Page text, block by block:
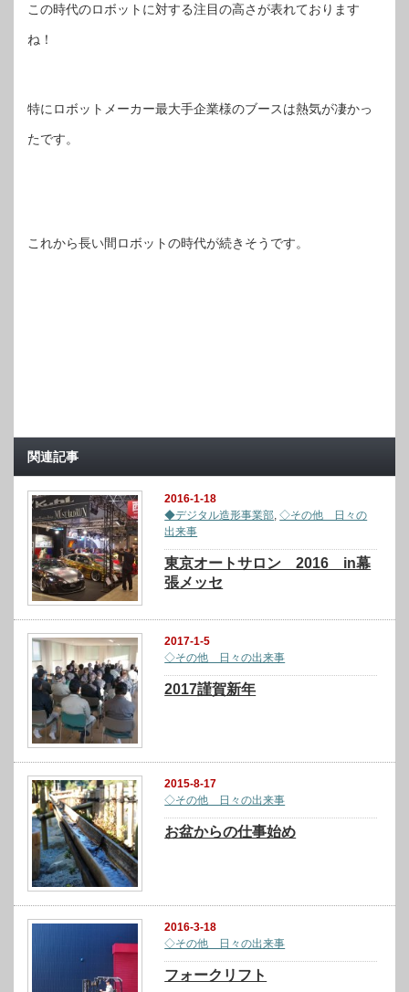
この時代のロボットに対する注目の高さが表れております
ね！
特にロボットメーカー最大手企業様のブースは熱気が凄かっ
たです。
これから長い間ロボットの時代が続きそうです。
関連記事
2016-1-18
◆デジタル造形事業部 ,◇その他 日々の
出来事
東京オートサロン 2016 in幕
張メッセ
2017-1-5
◇その他 日々の出来事
2017謹賀新年
2015-8-17
◇その他 日々の出来事
お盆からの仕事始め
2016-3-18
◇その他 日々の出来事
フォークリフト